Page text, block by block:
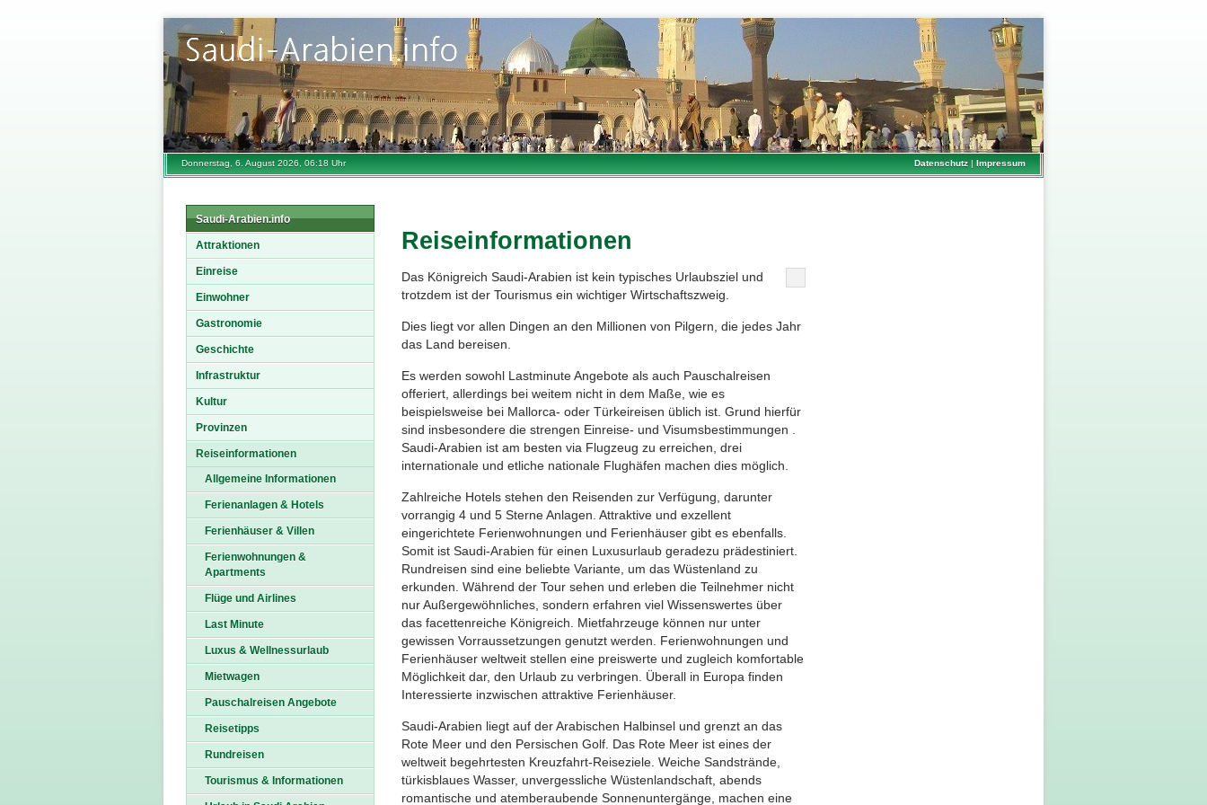
Donnerstag, 6. August 2026, 06:18 Uhr Datenschutz | Impressum
Reiseinformationen
Das Königreich Saudi-Arabien ist kein typisches Urlaubsziel und
trotzdem ist der Tourismus ein wichtiger Wirtschaftszweig.
Dies liegt vor allen Dingen an den Millionen von Pilgern, die jedes Jahr
das Land bereisen.
Es werden sowohl Lastminute Angebote als auch Pauschalreisen
offeriert, allerdings bei weitem nicht in dem Maße, wie es
beispielsweise bei Mallorca- oder Türkeireisen üblich ist. Grund hierfür
sind insbesondere die strengen Einreise- und Visumsbestimmungen .
Saudi-Arabien ist am besten via Flugzeug zu erreichen, drei
internationale und etliche nationale Flughäfen machen dies möglich.
Zahlreiche Hotels stehen den Reisenden zur Verfügung, darunter
vorrangig 4 und 5 Sterne Anlagen. Attraktive und exzellent
eingerichtete Ferienwohnungen und Ferienhäuser gibt es ebenfalls.
Somit ist Saudi-Arabien für einen Luxusurlaub geradezu prädestiniert.
Rundreisen sind eine beliebte Variante, um das Wüstenland zu
erkunden. Während der Tour sehen und erleben die Teilnehmer nicht
nur Außergewöhnliches, sondern erfahren viel Wissenswertes über
das facettenreiche Königreich. Mietfahrzeuge können nur unter
gewissen Vorraussetzungen genutzt werden. Ferienwohnungen und
Ferienhäuser weltweit stellen eine preiswerte und zugleich komfortable
Möglichkeit dar, den Urlaub zu verbringen. Überall in Europa finden
Interessierte inzwischen attraktive Ferienhäuser.
Saudi-Arabien liegt auf der Arabischen Halbinsel und grenzt an das
Rote Meer und den Persischen Golf. Das Rote Meer ist eines der
weltweit begehrtesten Kreuzfahrt-Reiseziele. Weiche Sandstrände,
türkisblaues Wasser, unvergessliche Wüstenlandschaft, abends
romantische und atemberaubende Sonnenuntergänge, machen eine
Saudi-Arabien.info
Attraktionen
Einreise
Einwohner
Gastronomie
Geschichte
Infrastruktur
Kultur
Provinzen
Reiseinformationen
Allgemeine Informationen
Ferienanlagen & Hotels
Ferienhäuser & Villen
Ferienwohnungen &
Apartments
Flüge und Airlines
Last Minute
Luxus & Wellnessurlaub
Mietwagen
Pauschalreisen Angebote
Reisetipps
Rundreisen
Tourismus & Informationen